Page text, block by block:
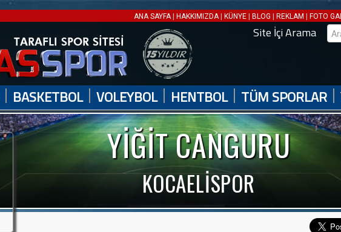
ANA SAYFA| HAKKIMIZDA| KÜNYE | BLOG | REKLAM | FOTO
Site İçi Arama
| BASKETBOL | VOLEYBOL | HENTBOL | TÜM SPORLAR |
YİĞİT CANGURU
KOCAELİSPOR